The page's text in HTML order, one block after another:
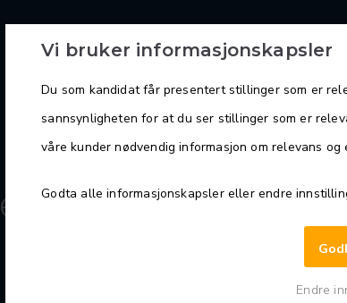
Vi bruker informasjonskapsler
Du som kandidat får presentert stillinger som er
sannsynligheten for at du ser stillinger som er
våre kunder nødvendig informasjon om relevans
Godta alle informasjonskapsler eller endre
Endre
vi ut en